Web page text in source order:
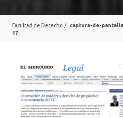
PROFESORES
VINCULACIÓN CON EL MEDIO
INTERNACIONAL
Facultad de Derecho /
captura-de-
17